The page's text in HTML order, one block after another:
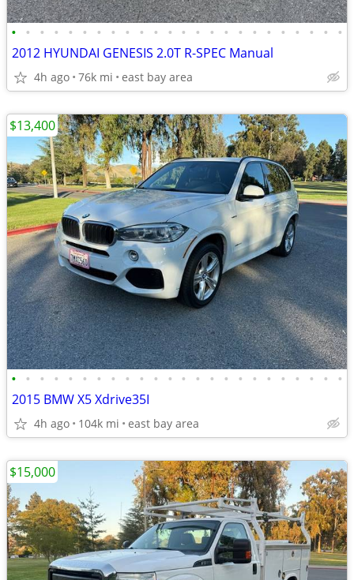
• • • • • • • • • • • • • • • • • • • • • • • •
2012 HYUNDAI GENESIS 2.0T R-SPEC Manual
4h ago 76k mi east bay area
• • • • • • • • • • • • • • • • • • • • • • • •
2015 BMW X5 Xdrive35I
4h ago 104k mi east bay area
$13,400
$15,000